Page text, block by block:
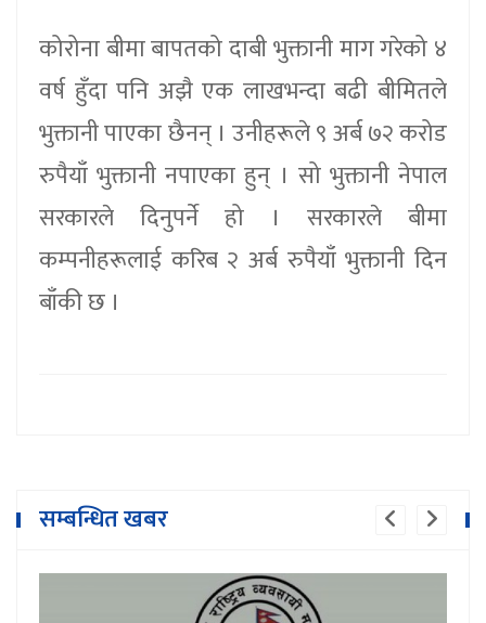
कोरोना बीमा बापतको दाबी भुक्तानी माग गरेको ४
वर्ष हुँदा पनि अझै एक लाखभन्दा बढी बीमितले
भुक्तानी पाएका छैनन् । उनीहरूले ९ अर्ब ७२ करोड
रुपैयाँ भुक्तानी नपाएका हुन् । सो भुक्तानी नेपाल
सरकारले दिनुपर्ने हो । सरकारले बीमा
कम्पनीहरूलाई करिब २ अर्ब रुपैयाँ भुक्तानी दिन
बाँकी छ ।
सम्बन्धित खबर